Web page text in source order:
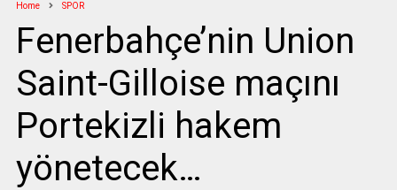
Home SPOR
Fenerbahçe’nin Union
Saint-Gilloise maçını
Portekizli hakem
yönetecek…